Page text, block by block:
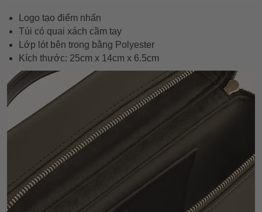
Logo tạo điểm nhấn
Túi có quai xách cầm tay
Lớp lót bên trong bằng Polyester
Kích thước: 25cm x 14cm x 6.5cm